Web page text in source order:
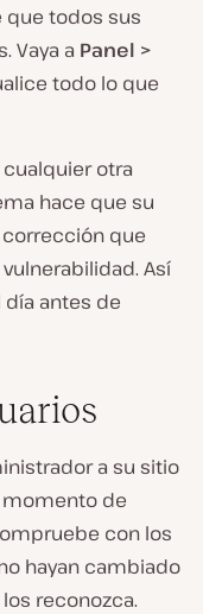
que todos sus
Vaya a Panel >
todo lo que
otra
hace que su
que
Así
antes de
a su sitio
momento de
con los
hayan cambiado
reconozca.